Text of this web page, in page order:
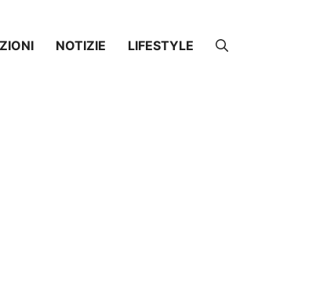
NOTIZIE LIFESTYLE